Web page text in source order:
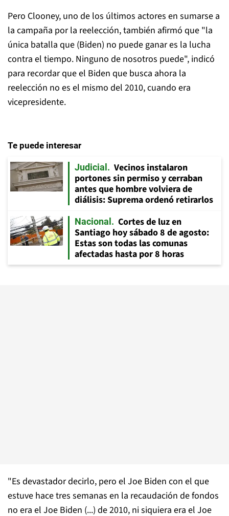
Pero Clooney, uno de los últimos actores en sumarse a
la campaña por la reelección, también afirmó que "la
única batalla que (Biden) no puede ganar es la lucha
contra el tiempo. Ninguno de nosotros puede", indicó
para recordar que el Biden que busca ahora la
reelección no es el mismo del 2010, cuando era
vicepresidente.
Te puede interesar
Judicial
Vecinos instalaron
portones sin permiso y cerraban
antes que hombre volviera de
diálisis: Suprema ordenó retirarlos
Nacional
Cortes de luz en
Santiago hoy sábado 8 de agosto:
Estas son todas las comunas
afectadas hasta por 8 horas
"Es devastador decirlo, pero el Joe Biden con el que
estuve hace tres semanas en la recaudación de fondos
no era el Joe Biden (...) de 2010, ni siquiera era el Joe